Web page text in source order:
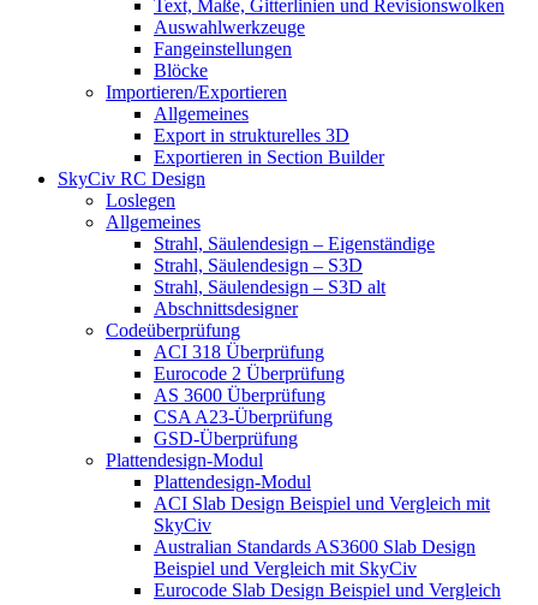
Text, Maße, Gitterlinien und Revisionswolken
Auswahlwerkzeuge
Fangeinstellungen
Blöcke
Importieren/Exportieren
Allgemeines
Export in strukturelles 3D
Exportieren in Section Builder
SkyCiv RC Design
Loslegen
Allgemeines
Strahl, Säulendesign – Eigenständige
Strahl, Säulendesign – S3D
Strahl, Säulendesign – S3D alt
Abschnittsdesigner
Codeüberprüfung
ACI 318 Überprüfung
Eurocode 2 Überprüfung
AS 3600 Überprüfung
CSA A23-Überprüfung
GSD-Überprüfung
Plattendesign-Modul
Plattendesign-Modul
ACI Slab Design Beispiel und Vergleich mit
SkyCiv
Australian Standards AS3600 Slab Design
Beispiel und Vergleich mit SkyCiv
Eurocode Slab Design Beispiel und Vergleich